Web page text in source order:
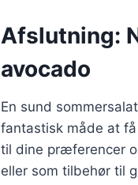
Afslutning:
avocado
En sund
fantastisk måde at
til dine præferencer
eller som tilbehør til